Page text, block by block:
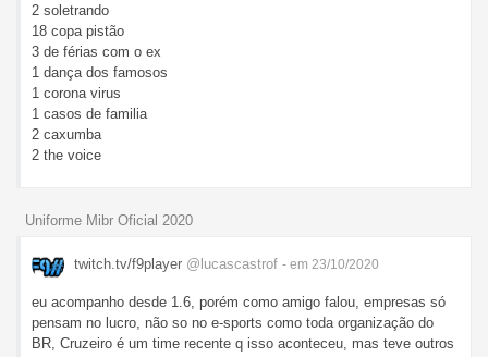
2 soletrando
18 copa pistão
3 de férias com o ex
1 dança dos famosos
1 corona virus
1 casos de familia
2 caxumba
2 the voice
Uniforme Mibr Oficial 2020
twitch.tv/f9player @lucascastrof - em 23/10/2020
eu acompanho desde 1.6, porém como amigo falou, empresas só
pensam no lucro, não so no e-sports como toda organização do
BR, Cruzeiro é um time recente q isso aconteceu, mas teve outros